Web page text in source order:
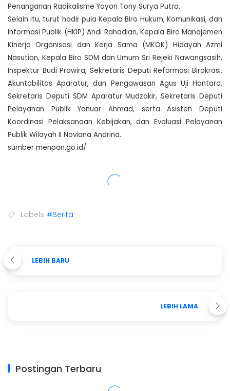
Penanganan Radikalisme Yoyon Tony Surya Putra.
Selain itu, turut hadir pula Kepala Biro Hukum, Komunikasi, dan
Informasi Publik (HKIP) Andi Rahadian, Kepala Biro Manajemen
Kinerja Organisasi dan Kerja Sama (MKOK) Hidayah Azmi
Nasution, Kepala Biro SDM dan Umum Sri Rejeki Nawangsasih,
Inspektur Budi Prawira, Sekretaris Deputi Reformasi Birokrasi,
Akuntabilitas Aparatur, dan Pengawasan Agus Uji Hantara,
Sekretaris Deputi SDM Aparatur Mudzakir, Sekretaris Deputi
Pelayanan Publik Yanuar Ahmad, serta Asisten Deputi
Koordinasi Pelaksanaan Kebijakan, dan Evaluasi Pelayanan
Publik Wilayah II Noviana Andrina.
sumber menpan.go.id/
Labels #Berita
LEBIH BARU
LEBIH LAMA
Postingan Terbaru